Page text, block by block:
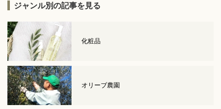
ジャンル別の記事を見る
化粧品
オリーブ農園